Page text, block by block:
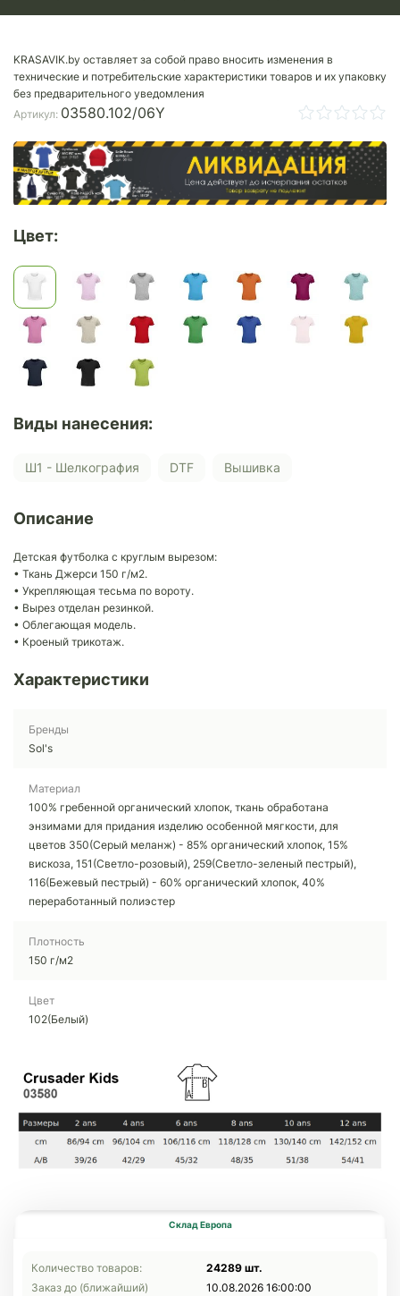
KRASAVIK.by оставляет за собой право вносить изменения в
технические и потребительские характеристики товаров и их упаковку
без предварительного уведомления
Артикул: 03580.102/06Y
Цвет:
Виды нанесения:
Ш1 - Шелкография DTF Вышивка
Описание
Детская футболка с круглым вырезом:
• Ткань Джерси 150 г/м2.
• Укрепляющая тесьма по вороту.
• Вырез отделан резинкой.
• Облегающая модель.
• Кроеный трикотаж.
Характеристики
Бренды
Sol's
Материал
100% гребенной органический хлопок, ткань обработана
энзимами для придания изделию особенной мягкости, для
цветов 350(Серый меланж) - 85% органический хлопок, 15%
вискоза, 151(Светло-розовый), 259(Светло-зеленый пестрый),
116(Бежевый пестрый) - 60% органический хлопок, 40%
переработанный полиэстер
Плотность
150 г/м2
Цвет
102(Белый)
Склад Европа
Количество товаров:
24289 шт.
Заказ до (ближайший)
10.08.2026 16:00:00